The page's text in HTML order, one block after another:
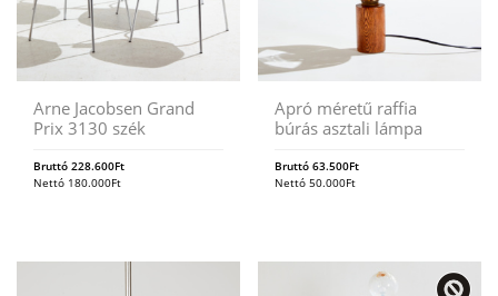
Arne Jacobsen Grand
Prix 3130 szék
Bruttó 228.600Ft
Nettó 180.000Ft
Apró méretű raffia
búrás asztali lámpa
Bruttó63.500Ft
Nettó50.000Ft